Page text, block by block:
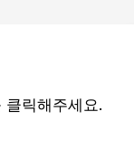
클릭해주세요.